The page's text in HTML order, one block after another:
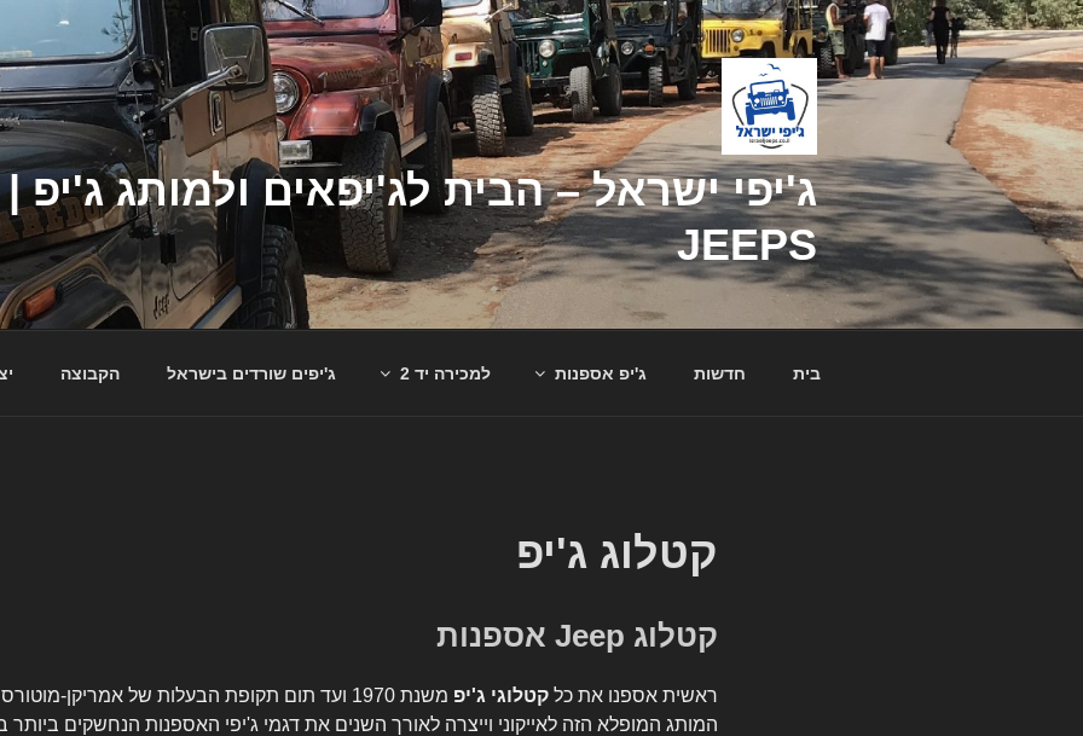
דילוג
לתוכן
JEEPS
בית חדשות ג'יפ אספנות למכירה יד 2 ג'יפים שורדים בישראל הקבוצה
קטלוג ג'יפ
קטלוג Jeep אספנות
ראשית אספנו את כל קטלוגי ג'יפ
משנת 1970 ועד תום תקופת הבעלות של אמריקן-
המותג המופלא הזה לאייקוני וייצרה לאורך השנים את דגמי ג'יפי האספנות הנחשקים